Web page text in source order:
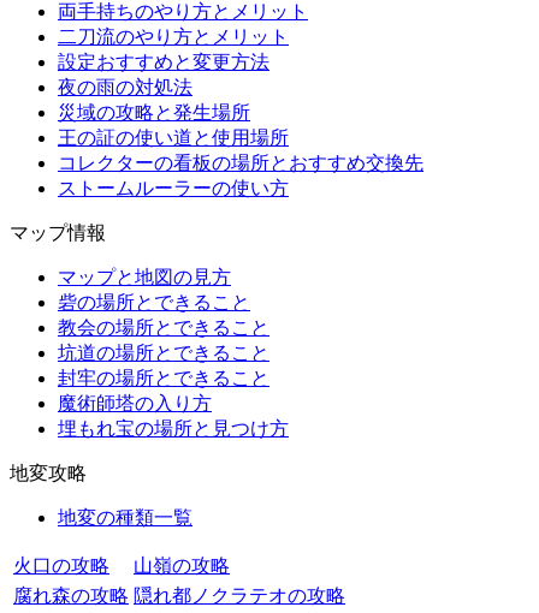
両手持ちのやり方とメリット
二刀流のやり方とメリット
設定おすすめと変更方法
夜の雨の対処法
災域の攻略と発生場所
王の証の使い道と使用場所
コレクターの看板の場所とおすすめ交換先
ストームルーラーの使い方
マップ情報
マップと地図の見方
砦の場所とできること
教会の場所とできること
坑道の場所とできること
封牢の場所とできること
魔術師塔の入り方
埋もれ宝の場所と見つけ方
地変攻略
地変の種類一覧
火口の攻略
山嶺の攻略
腐れ森の攻略 隠れ都ノクラテオの攻略